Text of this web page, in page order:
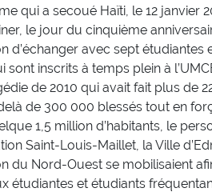
qui a secoué Haïti, le 12 janvier
le jour du cinquième
d’échanger avec sept étudiantes
sont inscrits à temps plein à
de 2010 qui avait fait plus de
de 300 000 blessés tout en
1,5 million d’habitants, le
Saint-Louis-Maillet, la Ville
du Nord-Ouest se mobilisaient
étudiantes et étudiants